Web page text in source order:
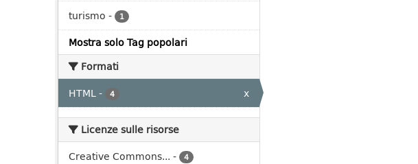
turismo - 1
Mostra solo Tag popolari
Formati
HTML- 4 x
Licenze sulle risorse
Creative Commons... - 4